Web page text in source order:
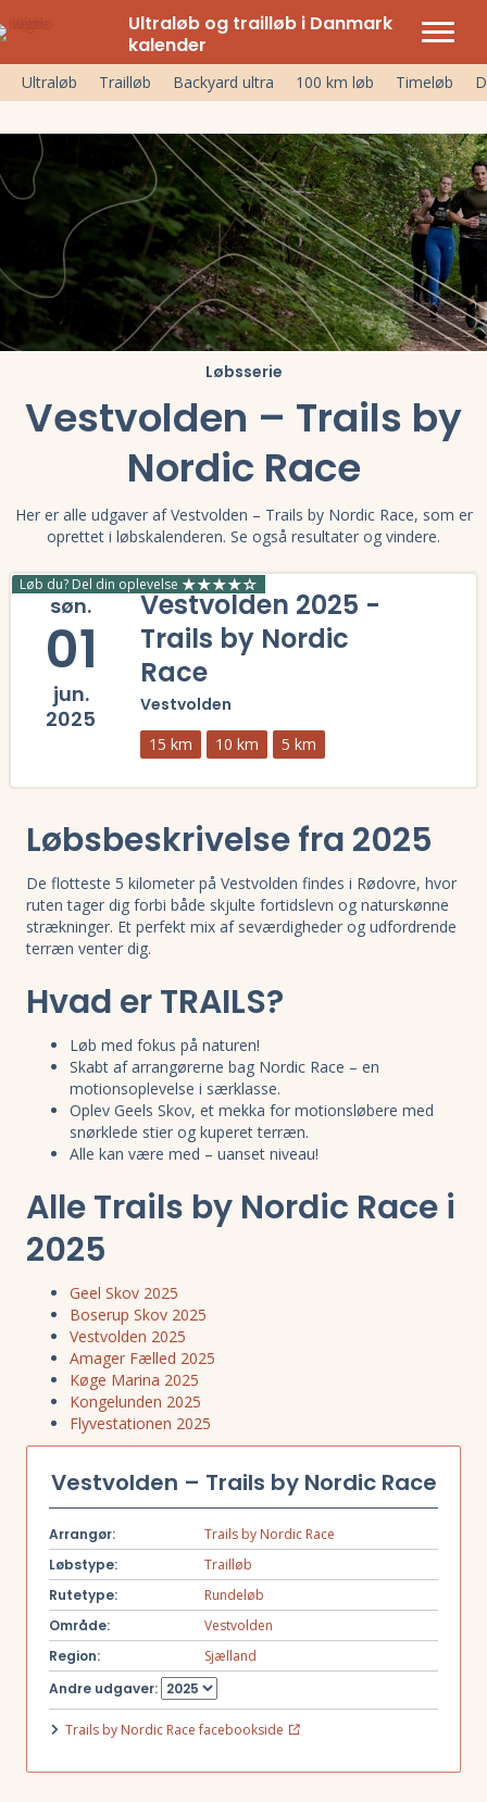
Ultraløb og trailløb i Danmark
kalender
Ultraløb Trailløb Backyard ultra 100 km løb Timeløb
Løbsserie
Vestvolden – Trails by
Nordic Race
Her er alle udgaver af Vestvolden – Trails by Nordic Race, som er
oprettet i løbskalenderen. Se også resultater og vindere.
Løb du? Del din oplevelse
søn.
01
jun.
2025
Vestvolden 2025 -
Trails by Nordic
Race
Vestvolden
15 km 10 km 5 km
Løbsbeskrivelse fra 2025
De flotteste 5 kilometer på Vestvolden findes i Rødovre, hvor
ruten tager dig forbi både skjulte fortidslevn og naturskønne
strækninger. Et perfekt mix af seværdigheder og udfordrende
terræn venter dig.
Hvad er TRAILS?
Løb med fokus på naturen!
Skabt af arrangørerne bag Nordic Race – en
motionsoplevelse i særklasse.
Oplev Geels Skov, et mekka for motionsløbere med
snørklede stier og kuperet terræn.
Alle kan være med – uanset niveau!
Alle Trails by Nordic Race i
2025
Geel Skov 2025
Boserup Skov 2025
Vestvolden 2025
Amager Fælled 2025
Køge Marina 2025
Kongelunden 2025
Flyvestationen 2025
Vestvolden – Trails by Nordic Race
Arrangør:
Trails by Nordic Race
Løbstype:
Trailløb
Rutetype:
Rundeløb
Område:
Vestvolden
Region:
Sjælland
Andre udgaver:
Trails by Nordic Race facebookside